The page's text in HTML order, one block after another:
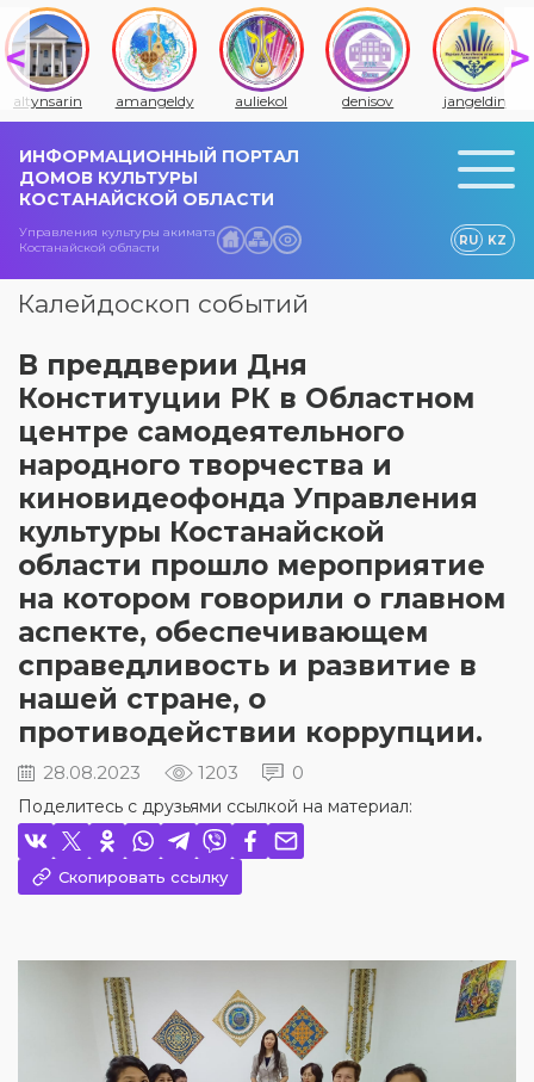
altynsarin amangeldy auliekol denisov jangeldin
ИНФОРМАЦИОННЫЙ ПОРТАЛ
ДОМОВ КУЛЬТУРЫ
КОСТАНАЙСКОЙ ОБЛАСТИ
Управления культуры акимата
Костанайской области
RU KZ
Калейдоскоп событий
В преддверии Дня
Конституции РК в Областном
центре самодеятельного
народного творчества и
киновидеофонда Управления
культуры Костанайской
области прошло мероприятие
на котором говорили о главном
аспекте, обеспечивающем
справедливость и развитие в
нашей стране, о
противодействии коррупции.
28.08.2023 1203 0
Поделитесь с друзьями ссылкой на материал:
Скопировать ссылку